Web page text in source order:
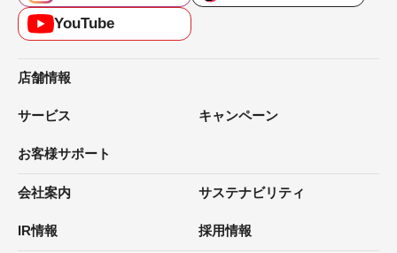
YouTube
店舗情報
サービス キャンペーン
お客様サポート
会社案内 サステナビリティ
IR情報 採用情報